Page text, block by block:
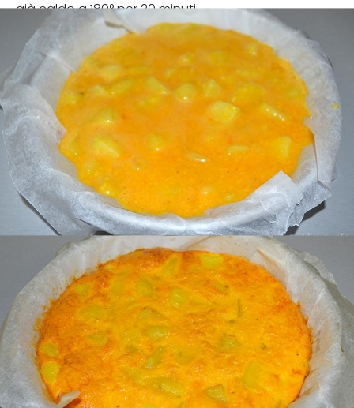
già caldo a 180° per 20 minuti.